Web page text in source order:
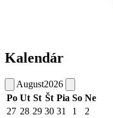
Kalendár
August2026
Po Ut St Št Pia So Ne
27 28 29 30 31 1
2